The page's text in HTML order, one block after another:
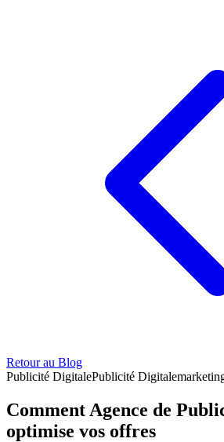
Retour au Blog
Publicité DigitalePublicité Digitale
Comment Agence de
optimise vos offres